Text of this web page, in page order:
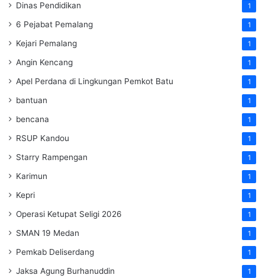
Dinas Pendidikan 1
6 Pejabat Pemalang 1
Kejari Pemalang 1
Angin Kencang 1
Apel Perdana di Lingkungan Pemkot Batu 1
bantuan 1
bencana 1
RSUP Kandou 1
Starry Rampengan 1
Karimun 1
Kepri 1
Operasi Ketupat Seligi 2026 1
SMAN 19 Medan 1
Pemkab Deliserdang 1
Jaksa Agung Burhanuddin 1